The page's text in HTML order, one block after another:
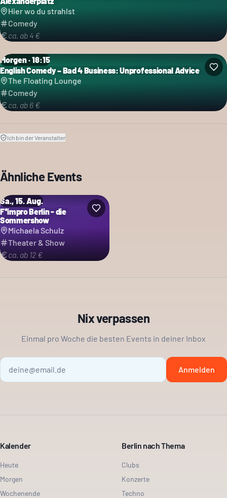
Hier wo du strahlst
Comedy
ca. ab 4 €
Morgen · 18:15
English Comedy – Bad 4 Business: Unprofessional Advice
The Floating Lounge
Comedy
ca. ab 6 €
Kategorie: Comedy
Ich bin der Veranstalter
Ähnliche Events
Sa., 15. Aug.
F*impro Berlin - die
Sommershow
Michaela Schulz
Theater & Show
ca. ab 12 €
Nix verpassen
Einmal pro Woche die besten Events in deiner Inbox
Anmelden
Kalender
Heute
Morgen
Wochenende
Berlin nach Thema
Clubs
Konzerte
Techno